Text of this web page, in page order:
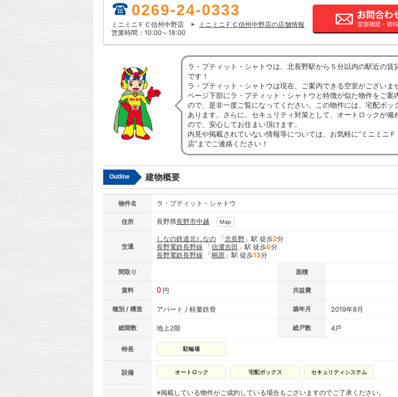
0269-24-0333
ミニミニＦＣ信州中野店
ミニミニＦＣ信州中野店の店舗情報
営業時間：10:00～18:00
ラ・プティット・シャトウは、北長野駅から５分以内の駅近の賃
です！
ラ・プティット・シャトウは現在、ご案内できる空室がございま
ページ下部にラ・プティット・シャトウと特徴が似た物件をご案
ので、是非一度ご覧になってください。この物件には、宅配ボッ
あります。さらに、セキュリティ対策として、オートロックが備
ので、安心してお住まい頂けます。
内見や掲載されていない情報等については、お気軽に”ミニミニ
店”までご連絡ください！
Outline 建物概要
物件名 ラ・プティット・シャトウ
住所 長野県長野市中越 Map
交通
しなの鉄道北しなの 「北長野 」駅 徒歩2分
長野電鉄長野線 「信濃吉田 」駅 徒歩6分
長野電鉄長野線 「桐原 」駅 徒歩13分
間取り 面積
賃料 0 円 共益費
種別 / 構造 アパート / 軽量鉄骨 築年月 2019年8月
総階数 地上2階 総戸数 4戸
特長 駐輪場
設備 オートロック 宅配ボックス セキュリティシステム
※掲載している物件がご成約している場合もございますのでご了承ください。